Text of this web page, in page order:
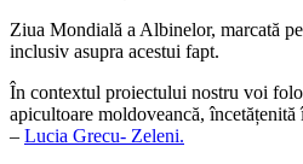
Ziua Mondială a Albinelor, marcată
inclusiv asupra acestui fapt.
În contextul proiectului nostru voi
apicultoare moldoveancă,
– Lucia Grecu- Zeleni.